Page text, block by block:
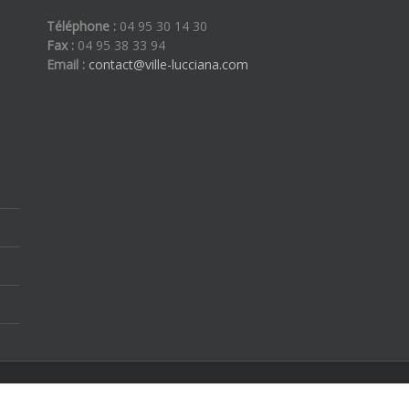
Téléphone :04 95 30 14 30
Fax :04 95 38 33 94
Email : contact@ville-lucciana.com